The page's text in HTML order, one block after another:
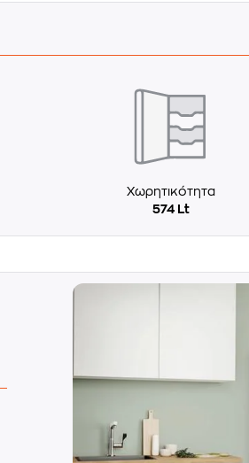
Χωρητικότητα
574 Lt